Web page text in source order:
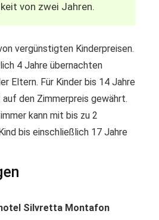
von zwei Jahren.
vergünstigten Kinderpreisen.
4 Jahre übernachten
Eltern. Für Kinder bis 14 Jahre
den Zimmerpreis gewährt.
kann mit bis zu 2
bis einschließlich 17 Jahre
Silvretta Montafon